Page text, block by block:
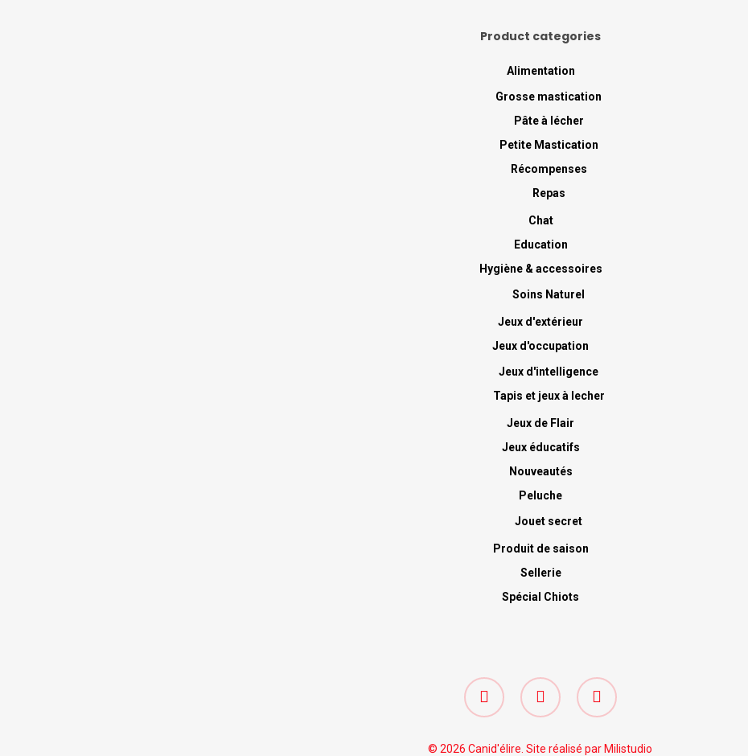
Product categories
Alimentation
Grosse mastication
Pâte à lécher
Petite Mastication
Récompenses
Repas
Chat
Education
Hygiène & accessoires
Soins Naturel
Jeux d'extérieur
Jeux d'occupation
Jeux d'intelligence
Tapis et jeux à lecher
Jeux de Flair
Jeux éducatifs
Nouveautés
Peluche
Jouet secret
Produit de saison
Sellerie
Spécial Chiots
facebook
google-
plus
instagram
© 2026 Canid'élire. Site réalisé par Milistudio